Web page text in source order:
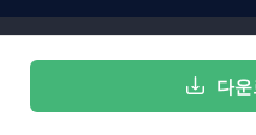
다
Magnific